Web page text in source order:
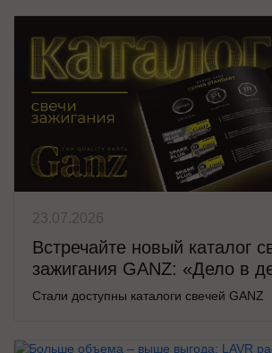
23.07.2026
Встречайте новый каталог
зажигания GANZ: «Дело в
Стали доступны каталоги свечей GANZ